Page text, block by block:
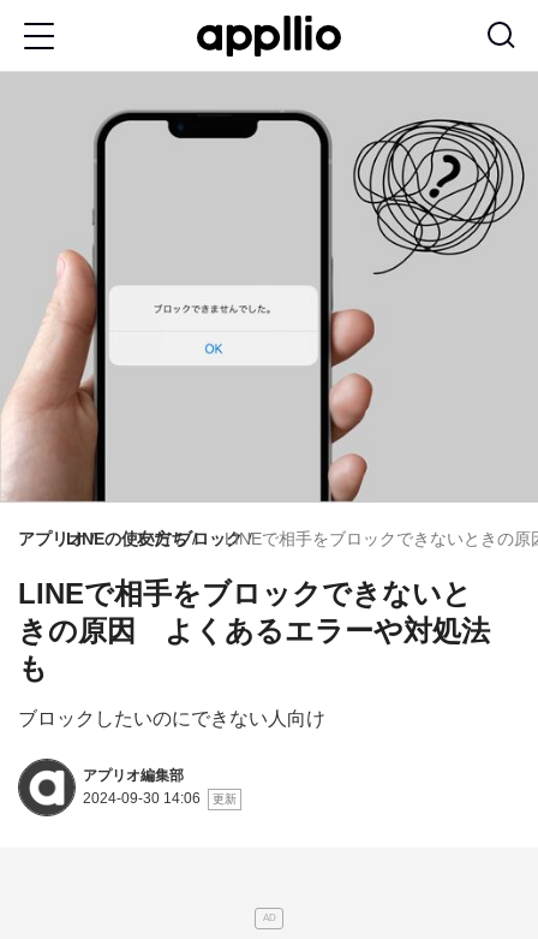
動
アプリオLINEの使い方
友だちブロックLINEで相手をブロックできないときの
LINEで相手をブロックできないと
きの原因 よくあるエラーや対処法
も
ブロックしたいのにできない人向け
アプリオ編集部
2024-09-30 14:06